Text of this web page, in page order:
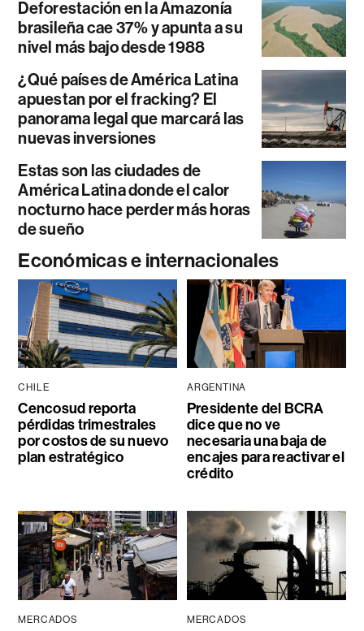
Deforestación en la Amazonía
brasileña cae 37% y apunta a su
nivel más bajo desde 1988
¿Qué países de América Latina
apuestan por el fracking? El
panorama legal que marcará las
nuevas inversiones
Estas son las ciudades de
América Latina donde el calor
nocturno hace perder más horas
de sueño
Económicas e internacionales
CHILE
Cencosud reporta
pérdidas trimestrales
por costos de su nuevo
plan estratégico
ARGENTINA
Presidente del BCRA
dice que no ve
necesaria una baja de
encajes para reactivar el
crédito
MERCADOS MERCADOS